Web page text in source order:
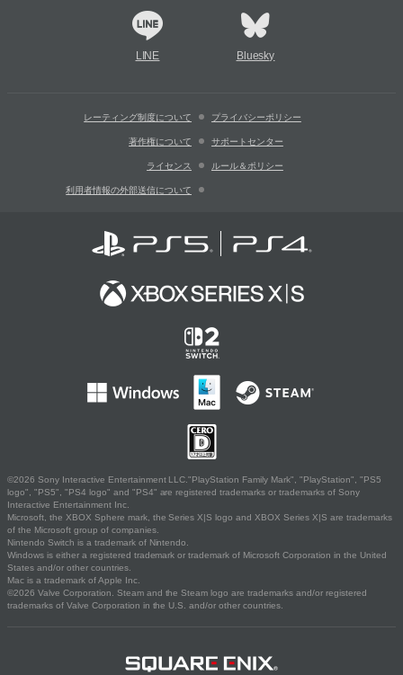
LINE Bluesky
レーティング制度について プライバシーポリシー
著作権について サポートセンター
ライセンス ルール＆ポリシー
利用者情報の外部送信について
©2026 Sony Interactive Entertainment LLC."PlayStation Family Mark", "PlayStation", "PS5
logo", "PS5", "PS4 logo" and "PS4" are registered trademarks or trademarks of Sony
Interactive Entertainment Inc.
Microsoft, the XBOX Sphere mark, the Series X|S logo and XBOX Series X|S are trademarks
of the Microsoft group of companies.
Nintendo Switch is a trademark of Nintendo.
Windows is either a registered trademark or trademark of Microsoft Corporation in the United
States and/or other countries.
Mac is a trademark of Apple Inc.
©2026 Valve Corporation. Steam and the Steam logo are trademarks and/or registered
trademarks of Valve Corporation in the U.S. and/or other countries.